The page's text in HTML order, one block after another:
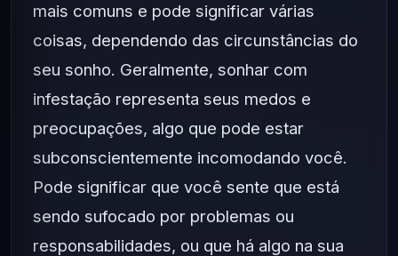
mais comuns e pode significar várias
coisas, dependendo das circunstâncias do
seu sonho. Geralmente, sonhar com
infestação representa seus medos e
preocupações, algo que pode estar
subconscientemente incomodando você.
Pode significar que você sente que está
sendo sufocado por problemas ou
responsabilidades, ou que há algo na sua